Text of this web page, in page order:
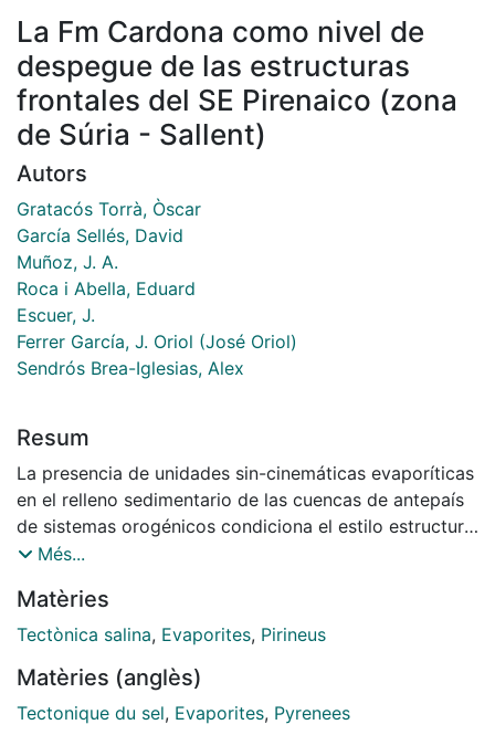
La Fm Cardona como nivel de
despegue de las estructuras
frontales del SE Pirenaico (zona
de Súria - Sallent)
Autors
Gratacós Torrà, Òscar
García Sellés, David
Muñoz, J. A.
Roca i Abella, Eduard
Escuer, J.
Ferrer García, J. Oriol (José Oriol)
Sendrós Brea-Iglesias, Alex
Resum
La presencia de unidades sin-cinemáticas evaporíticas
en el relleno sedimentario de las cuencas de antepaís
de sistemas orogénicos condiciona el estilo estructural
de las estructuras que se desarrollan a medida que la
estructuras pueden ser pliegues de despegue
(simétricos o asimétricos) que pueden desarrollar
acomodación o propagación de falla. Una misma
estructura puede presentar cambios laterales en el
Més...
Matèries
Tectònica salina, Evaporites, Pirineus
Matèries (anglès)
Tectonique du sel, Evaporites, Pyrenees